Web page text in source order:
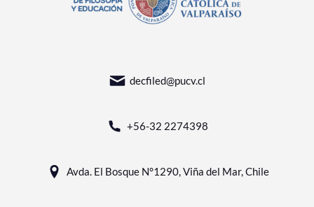
decfiled@pucv.cl
+56-32 2274398
Avda. El Bosque N°1290, Viña del Mar, Chile